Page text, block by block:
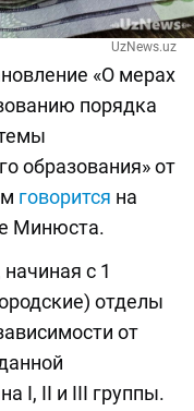
UzNews.uz
«О мерах
порядка
образования» от
говорится на
Минюста.
с 1
отделы
от
I, II и III группы.